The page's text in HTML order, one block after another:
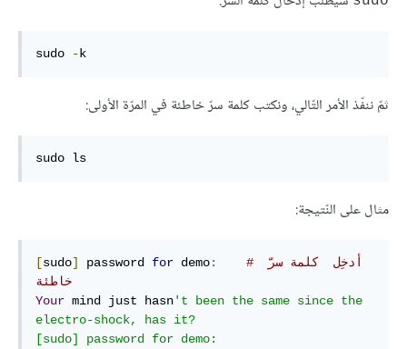
sudo -k
ثمّ ننفّذ الأمر التّالي، ونكتب كلمة سرّ خاطئة في المرّة الأولى:
sudo ls
مثال على النّتيجة:
[sudo] password for demo:
# أدخِل  كلمة سرّ
خاطئة
Your mind just hasn't been the same since the
electro-shock, has it?
[sudo] password for demo: